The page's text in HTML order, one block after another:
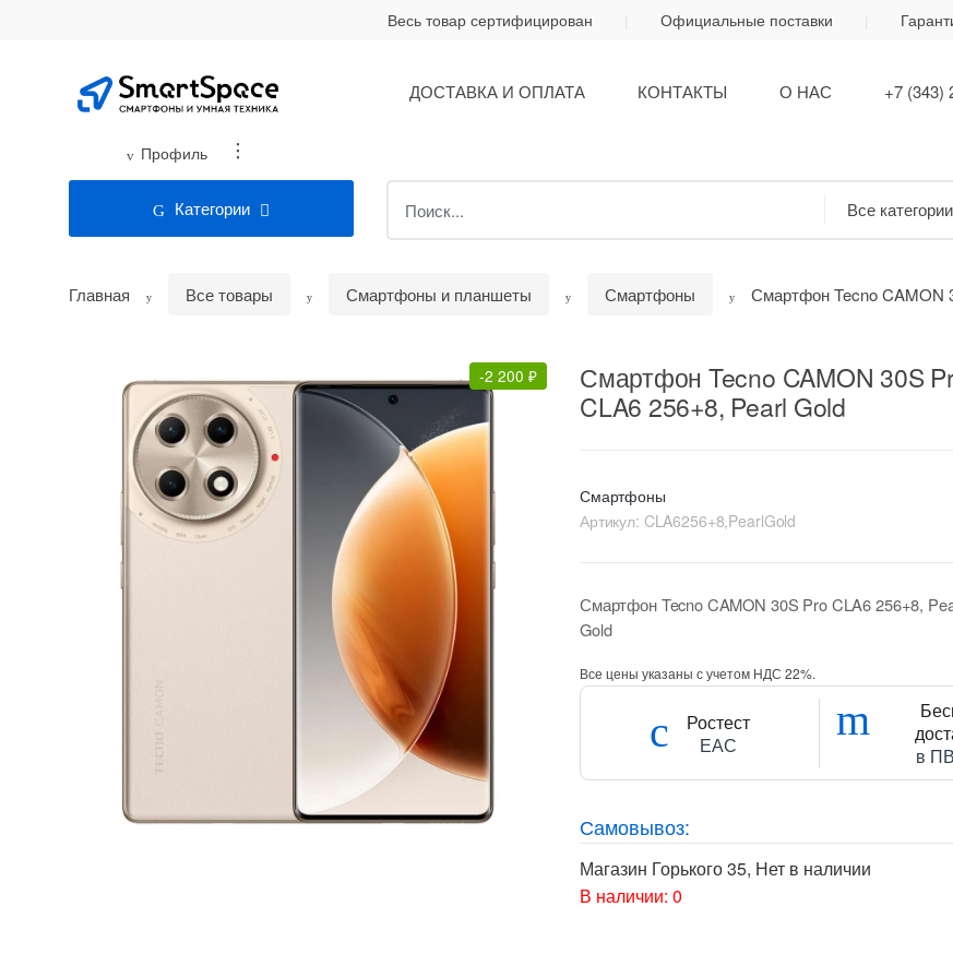
Весь товар сертифицирован Официальные поставки
ДОСТАВКА И ОПЛАТА КОНТАКТЫ О НАС +7 (343)
Профиль ...
Категории
Search
for:
Главная Все товары Смартфоны и планшеты Смартфоны Смартфон Tecno CAMON
-2 200 ₽
Смартфон Tecno CAMON 30S
CLA6 256+8, Pearl Gold
Смартфоны
Артикул: CLA6256+8,PearlGold
Смартфон Tecno CAMON 30S Pro CLA6 256+8,
Gold
Все цены указаны с учетом НДС 22%.
Ростест
ЕАС
в
Самовывоз:
Магазин Горького 35, Нет в наличии
В наличии: 0